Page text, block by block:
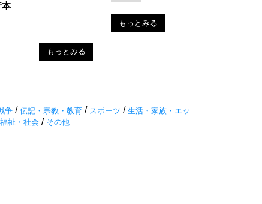
本
もっとみる
もっとみる
争 / 伝記・宗教・教育 / スポーツ / 生活・家族・エッ
祉・社会 / その他